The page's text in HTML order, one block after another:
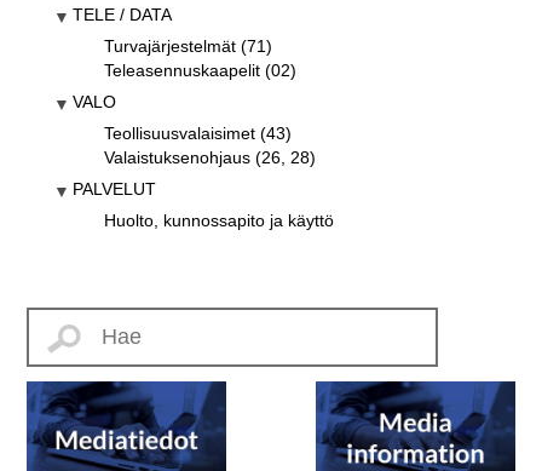
TELE / DATA
Turvajärjestelmät (71)
Teleasennuskaapelit (02)
VALO
Teollisuusvalaisimet (43)
Valaistuksenohjaus (26, 28)
PALVELUT
Huolto, kunnossapito ja käyttö